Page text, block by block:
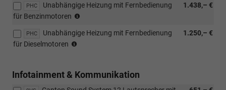
nur
mit
kombinierbar)
PHC 1.438,– €
Unabhängige Heizung mit Fernbedienung
für Benzinmotoren
mit
PHC 1.250,– €
Unabhängige Heizung mit Fernbedienung
für Dieselmotoren
Loft
Infotainment & Kommunikation